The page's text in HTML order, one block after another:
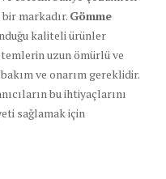
markadır. Gömme
kaliteli ürünler
uzun ömürlü ve
ve onarım gereklidir.
bu ihtiyaçlarını
sağlamak için